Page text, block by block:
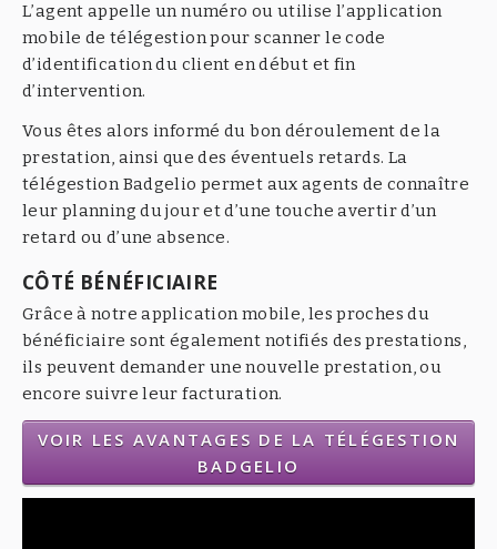
L’agent appelle un numéro ou utilise l’application
mobile de télégestion pour scanner le code
d’identification du client en début et fin
d’intervention.
Vous êtes alors informé du bon déroulement de la
prestation, ainsi que des éventuels retards. La
télégestion Badgelio permet aux agents de connaître
leur planning du jour et d’une touche avertir d’un
retard ou d’une absence.
CÔTÉ BÉNÉFICIAIRE
Grâce à notre application mobile, les proches du
bénéficiaire sont également notifiés des prestations,
ils peuvent demander une nouvelle prestation, ou
encore suivre leur facturation.
VOIR LES AVANTAGES DE LA TÉLÉGESTION
BADGELIO